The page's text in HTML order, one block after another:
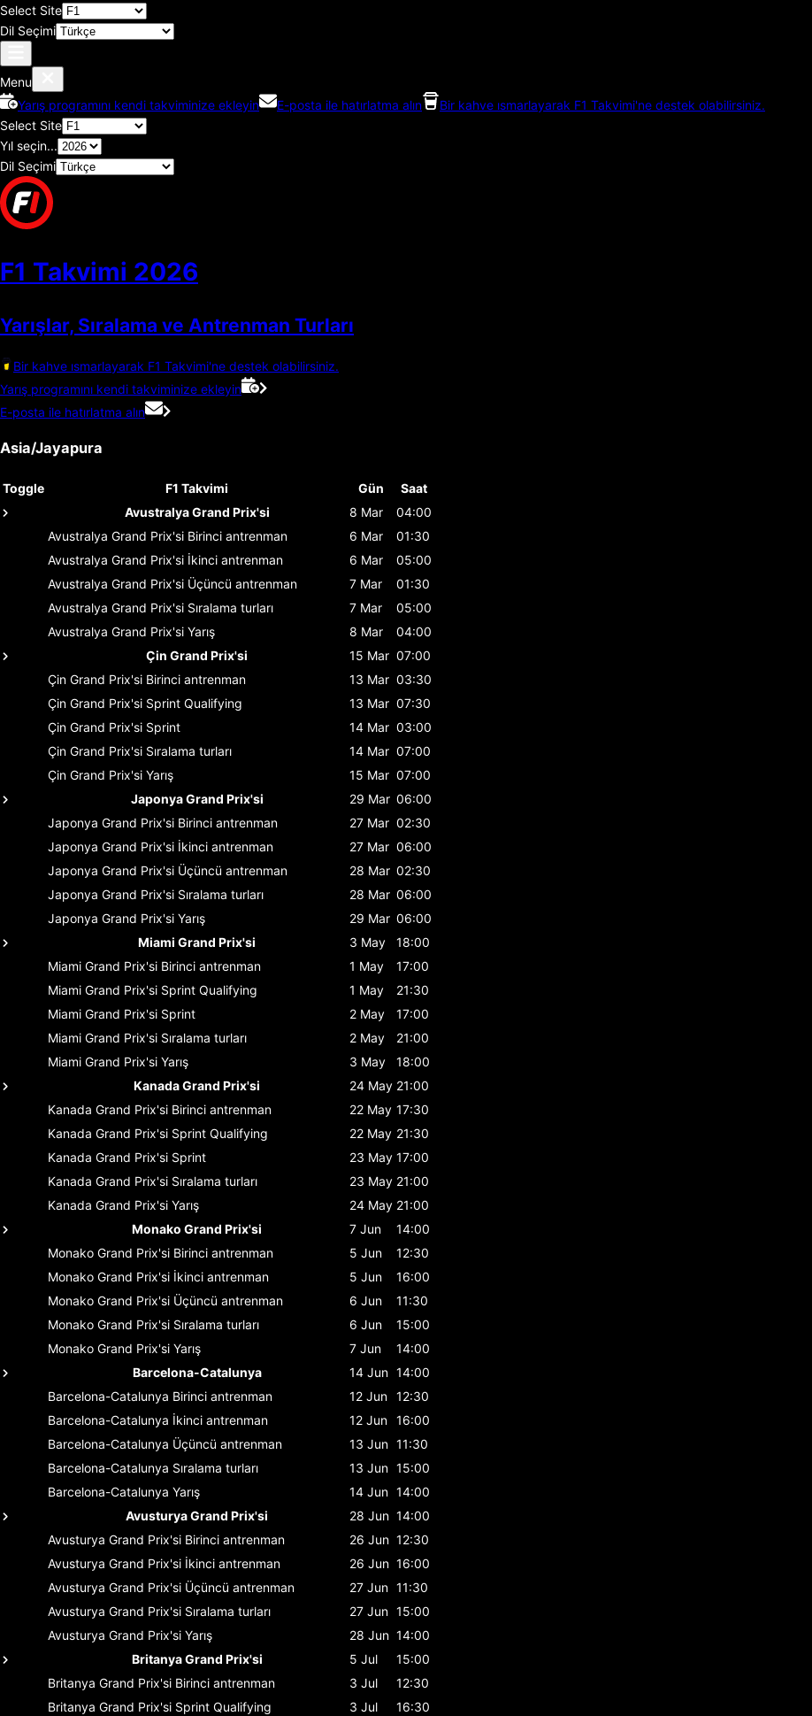
Select Site
Dil Seçimi
Menu
Yarış programını kendi takviminize ekleyin
E-posta ile hatırlatma alın
Bir kahve ısmarlayarak F1 Takvimi'ne destek olabilirsiniz.
Select Site
Yıl seçin...
Dil Seçimi
F1 Takvimi 2026
Yarışlar, Sıralama ve Antrenman Turları
Bir kahve ısmarlayarak F1 Takvimi'ne destek olabilirsiniz.
Yarış programını kendi takviminize ekleyin
E-posta ile hatırlatma alın
Asia/Jayapura
Toggle F1 Takvimi Gün
Saat
Avustralya Grand Prix'si
8 Mar
04:00
Avustralya Grand Prix'si Birinci antrenman 6 Mar
01:30
Avustralya Grand Prix'si İkinci antrenman 6 Mar
05:00
Avustralya Grand Prix'si Üçüncü antrenman 7 Mar
01:30
Avustralya Grand Prix'si Sıralama turları 7 Mar
05:00
Avustralya Grand Prix'si Yarış 8 Mar
04:00
Çin Grand Prix'si
15 Mar 07:00
Çin Grand Prix'si Birinci antrenman 13 Mar 03:30
Çin Grand Prix'si Sprint Qualifying 13 Mar 07:30
Çin Grand Prix'si Sprint 14 Mar 03:00
Çin Grand Prix'si Sıralama turları 14 Mar 07:00
Çin Grand Prix'si Yarış 15 Mar 07:00
Japonya Grand Prix'si
29 Mar 06:00
Japonya Grand Prix'si Birinci antrenman 27 Mar 02:30
Japonya Grand Prix'si İkinci antrenman 27 Mar 06:00
Japonya Grand Prix'si Üçüncü antrenman 28 Mar 02:30
Japonya Grand Prix'si Sıralama turları 28 Mar 06:00
Japonya Grand Prix'si Yarış 29 Mar 06:00
Miami Grand Prix'si
3 May
18:00
Miami Grand Prix'si Birinci antrenman 1 May
17:00
Miami Grand Prix'si Sprint Qualifying 1 May
21:30
Miami Grand Prix'si Sprint 2 May
17:00
Miami Grand Prix'si Sıralama turları 2 May
21:00
Miami Grand Prix'si Yarış 3 May
18:00
Kanada Grand Prix'si
24 May 21:00
Kanada Grand Prix'si Birinci antrenman 22 May 17:30
Kanada Grand Prix'si Sprint Qualifying 22 May 21:30
Kanada Grand Prix'si Sprint 23 May 17:00
Kanada Grand Prix'si Sıralama turları 23 May 21:00
Kanada Grand Prix'si Yarış 24 May 21:00
Monako Grand Prix'si
7 Jun
14:00
Monako Grand Prix'si Birinci antrenman 5 Jun
12:30
Monako Grand Prix'si İkinci antrenman 5 Jun
16:00
Monako Grand Prix'si Üçüncü antrenman 6 Jun
11:30
Monako Grand Prix'si Sıralama turları 6 Jun
15:00
Monako Grand Prix'si Yarış 7 Jun
14:00
Barcelona-Catalunya
14 Jun 14:00
Barcelona-Catalunya Birinci antrenman 12 Jun 12:30
Barcelona-Catalunya İkinci antrenman 12 Jun 16:00
Barcelona-Catalunya Üçüncü antrenman 13 Jun 11:30
Barcelona-Catalunya Sıralama turları 13 Jun 15:00
Barcelona-Catalunya Yarış 14 Jun 14:00
Avusturya Grand Prix'si
28 Jun 14:00
Avusturya Grand Prix'si Birinci antrenman 26 Jun 12:30
Avusturya Grand Prix'si İkinci antrenman 26 Jun 16:00
Avusturya Grand Prix'si Üçüncü antrenman 27 Jun 11:30
Avusturya Grand Prix'si Sıralama turları 27 Jun 15:00
Avusturya Grand Prix'si Yarış 28 Jun 14:00
Britanya Grand Prix'si
5 Jul
15:00
Britanya Grand Prix'si Birinci antrenman 3 Jul
12:30
Britanya Grand Prix'si Sprint Qualifying 3 Jul
16:30